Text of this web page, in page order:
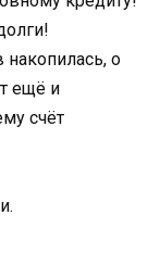
о
ещё и
счёт